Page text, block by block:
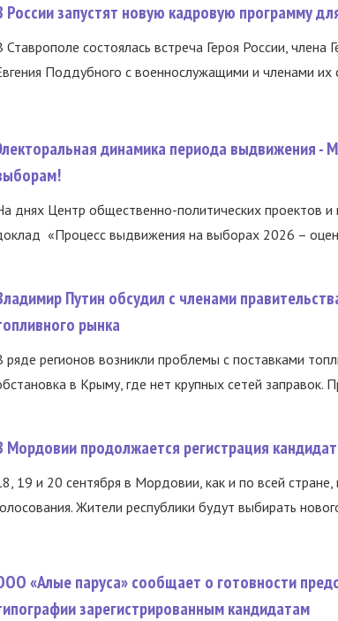
России запустят новую кадровую программу
Ставрополе состоялась встреча Героя России, члена
Поддубного с военнослужащими и членами их
динамика периода выдвижения -
днях Центр общественно-политических проектов и
«Процесс выдвижения на выборах 2026 –
Путин обсудил с членами
рынка
ряде регионов возникли проблемы с поставками
в Крыму, где нет крупных сетей заправок.
Мордовии продолжается регистрация
19 и 20 сентября в Мордовии, как и по всей
Жители республики будут выбирать
«Алые паруса» сообщает о готовности
зарегистрированным кандидатам